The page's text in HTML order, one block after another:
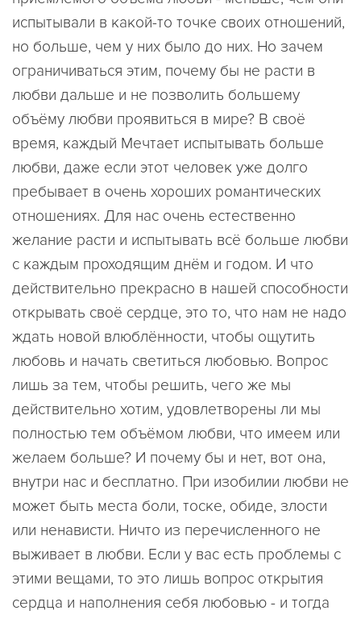
испытывали в какой-то точке своих отношений,
но больше, чем у них было до них. Но зачем
ограничиваться этим, почему бы не расти в
любви дальше и не позволить большему
объёму любви проявиться в мире? В своё
время, каждый Мечтает испытывать больше
любви, даже если этот человек уже долго
пребывает в очень хороших романтических
отношениях. Для нас очень естественно
желание расти и испытывать всё больше любви
с каждым проходящим днём и годом. И что
действительно прекрасно в нашей способности
открывать своё сердце, это то, что нам не надо
ждать новой влюблённости, чтобы ощутить
любовь и начать светиться любовью. Вопрос
лишь за тем, чтобы решить, чего же мы
действительно хотим, удовлетворены ли мы
полностью тем объёмом любви, что имеем или
желаем больше? И почему бы и нет, вот она,
внутри нас и бесплатно. При изобилии любви не
может быть места боли, тоске, обиде, злости
или ненависти. Ничто из перечисленного не
выживает в любви. Если у вас есть проблемы с
этими вещами, то это лишь вопрос открытия
сердца и наполнения себя любовью - и тогда